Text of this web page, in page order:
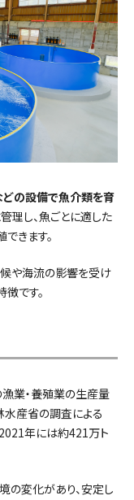
の設備で魚介類を育
理し、魚ごとに適した
きます。
や海流の影響を受け
です。
業・養殖業の生産量
水産省の調査による
年には約421万ト
の変化があり、安定し